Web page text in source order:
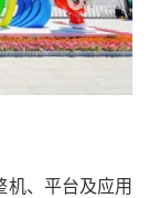
机、平台及应用